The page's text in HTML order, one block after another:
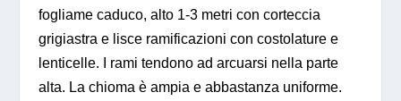
fogliame caduco, alto 1-3 metri con corteccia
grigiastra e lisce ramificazioni con costolature e
lenticelle. I rami tendono ad arcuarsi nella parte
alta. La chioma è ampia e abbastanza uniforme.